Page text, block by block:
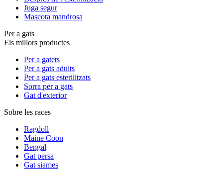
Juga segur
Mascota mandrosa
Per a gats
Els millors productes
Per a gatets
Per a gats adults
Per a gats esterilitzats
Sorra per a gats
Gat d'exterior
Sobre les races
Ragdoll
Maine Coon
Bengal
Gat persa
Gat siames